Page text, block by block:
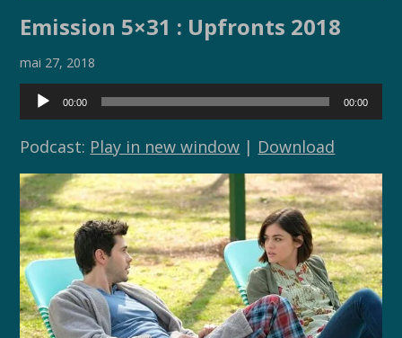
Emission 5×31 : Upfronts 2018
mai 27, 2018
Lecteur
audio
00:00 00:00
Podcast: Play in new window | Download